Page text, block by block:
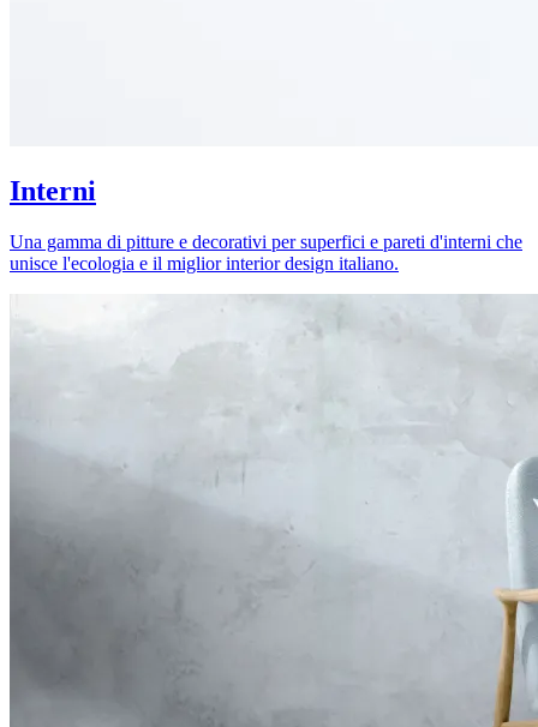
Interni
Una gamma di pitture e decorativi per superfici e pareti d'interni che
unisce l'ecologia e il miglior interior design italiano.